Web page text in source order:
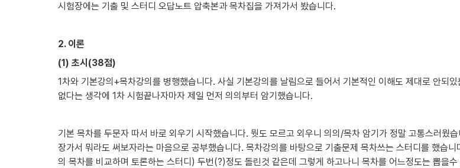
시험장에는 기출 및 스터디 오답노트 압축본과 목차집을 가져가서 봤습니다.
2. 이론
(1) 초시(38점)
1차와 기본강의+목차강의를 병행했습니다. 사실 기본강의를 날림으로 들어서 기본적인 이해도 제대로 안되
없다는 생각에 1차 시험끝나자마자 제일 먼저 의의부터 암기했습니다.
기본 목차를 두문자 따서 바로 외우기 시작했습니다. 뭣도 모르고 외우니 의의/목차 암기가 정말 고통스러웠
장가서 뭐라도 써보자라는 마음으로 공부했습니다. 목차강의를 바탕으로 기출문제 목차쓰는 스터디를 했습
의 목차를 비교하며 토론하는 스터디) 두번(?)정도 돌린것 같은데 그렇게 하고나니 목차를 어느정도는 뽑을